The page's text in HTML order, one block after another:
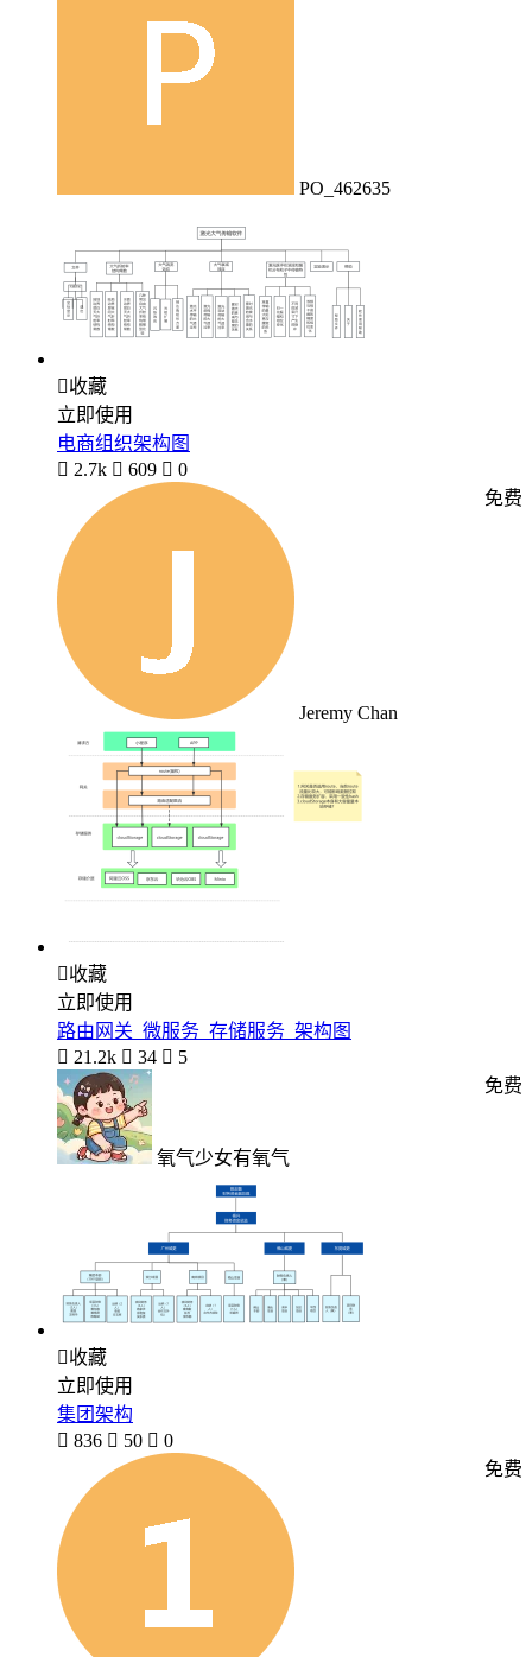
PO_462635
收藏
立即使用
电商组织架构图
 2.7k  609  0
Jeremy Chan
免费
收藏
立即使用
路由网关_微服务_存储服务_架构图
 21.2k  34  5
氧气少女有氧气
免费
收藏
立即使用
集团架构
 836  50  0
免费